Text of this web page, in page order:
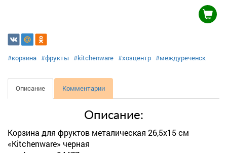
#корзина #фрукты #kitchenware #хозцентр #междуреченск
Описание Комментарии
Описание:
Корзина для фруктов металическая 26,5х15 см
«Kitchenware» черная